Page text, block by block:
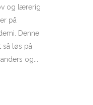
og lærerig
på
Denne
så løs på
og...